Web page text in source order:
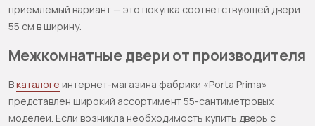
приемлемый вариант — это покупка соответствующей двери
55 см в ширину.
Межкомнатные двери от производителя
Вкаталоге интернет-магазина фабрики «Porta Prima»
представлен широкий ассортимент 55-сантиметровых
моделей. Если возникла необходимость купить дверь с